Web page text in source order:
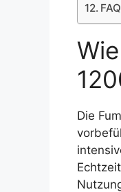
Die